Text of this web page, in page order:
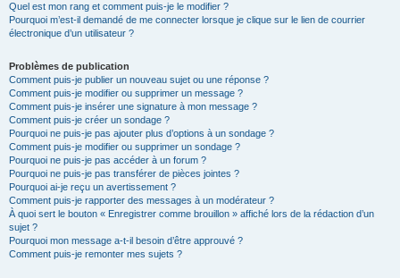
Quel est mon rang et comment puis-je le modifier ?
Pourquoi m’est-il demandé de me connecter lorsque je clique sur le lien de courrier
électronique d’un utilisateur ?
Problèmes de publication
Comment puis-je publier un nouveau sujet ou une réponse ?
Comment puis-je modifier ou supprimer un message ?
Comment puis-je insérer une signature à mon message ?
Comment puis-je créer un sondage ?
Pourquoi ne puis-je pas ajouter plus d’options à un sondage ?
Comment puis-je modifier ou supprimer un sondage ?
Pourquoi ne puis-je pas accéder à un forum ?
Pourquoi ne puis-je pas transférer de pièces jointes ?
Pourquoi ai-je reçu un avertissement ?
Comment puis-je rapporter des messages à un modérateur ?
À quoi sert le bouton « Enregistrer comme brouillon » affiché lors de la rédaction d’un
sujet ?
Pourquoi mon message a-t-il besoin d’être approuvé ?
Comment puis-je remonter mes sujets ?